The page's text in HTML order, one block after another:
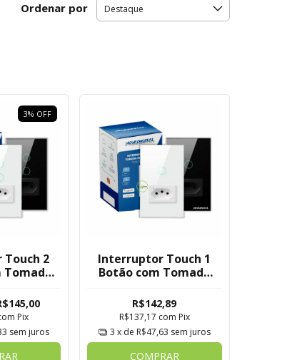
Ordenar por
3% OFF
2
Tomada
Pix
sem juros
Interruptor Touch 1
Botão com Tomada
Tuya
R$142,89
R$137,17 com Pix
3 x de R$47,63 sem juros
COMPRAR